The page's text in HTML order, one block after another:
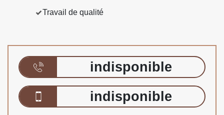
Travail de qualité
indisponible
indisponible